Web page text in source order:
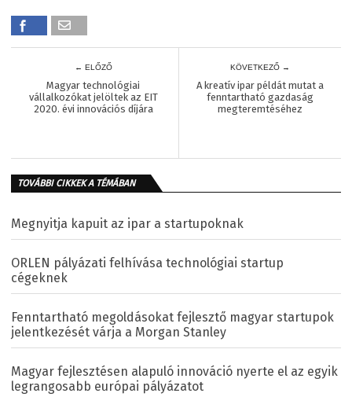
← ELŐZŐ
Magyar technológiai
vállalkozókat jelöltek az EIT
2020. évi innovációs díjára
KÖVETKEZŐ →
A kreatív ipar példát mutat a
fenntartható gazdaság
megteremtéséhez
TOVÁBBI CIKKEK A TÉMÁBAN
Megnyitja kapuit az ipar a startupoknak
ORLEN pályázati felhívása technológiai startup
cégeknek
Fenntartható megoldásokat fejlesztő magyar startupok
jelentkezését várja a Morgan Stanley
Magyar fejlesztésen alapuló innováció nyerte el az egyik
legrangosabb európai pályázatot